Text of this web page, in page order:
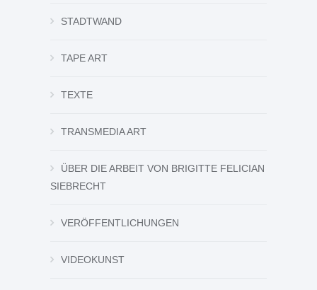
STADTWAND
TAPE ART
TEXTE
TRANSMEDIA ART
ÜBER DIE ARBEIT VON BRIGITTE FELICIAN
SIEBRECHT
VERÖFFENTLICHUNGEN
VIDEOKUNST